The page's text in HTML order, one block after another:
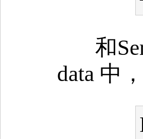
和
data 中